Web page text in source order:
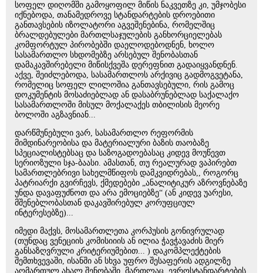
სოფელ დიღომში გამოყოფილ მიწის ნაკვეთზე კი, უმჯობესი
იქნებოდა, თანამედროვე სტანდარტების დროებითი
განთავსების იზოლატორი აგვეშენებინა, რომელშიც
ბრალდებულები მართლსაჯულების განხორციელებას
კომფორტულ პირობებში დაელოდებოდნენ, ხოლო
სასამართლო სხდომებზე არსებულ შენობასთან
დამაკავშირებელი მიწისქვეშა დერეფნით გადაიყვანდნენ.
აქვე, შეიძლებოდა, სასამართლოს არქივიც გადმოგვეტანა,
რომელიც სოფელ ლილოშია განთავსებული, რის გამოც
დოკუმენტის მოსაძიებლად ან დასაბრუნებლად საქალაქო
სასამართლოში მისულ მოქალაქეს თბილისის მეორე
ბოლოში აგზავნიან...
დარწმუნებული ვარ, სასამართლო რეფორმის
მიმდინარეობისა და მატერიალური ბაზის თაობაზე
სპეციალისტებსაც და საზოგადოებასაც კიდევ მოუწევთ
სერიოზული სჯა-ბაასი. ამასთან, თუ რეალურად ვაპირებთ
სამართლებრივი სახელმწიფოს დამკვიდრებას,, როგორც
პატრიარქი გვირჩევს, ქმედებები „ანალიტიკურ აზროვნებაზე
უნდა დავაფუძნოთ და არა ემოციებზე“ (ან კიდევ უარესი,
მშენებლობასთან დაკავშირებულ კორუფციულ
ინტერესებზე)...
იმედი მაქვს, მოსამართლეთა კორპუსის გონივრულად
(თუნდაც ვენეციის კომისიიის ან ილია ჭავჭავაძის მიერ
განსაზღვრული კრიტერიუმებით... ) დაკომპლექტების
შემთხვევაში, ისანში ან სხვა უფრო შესაფერის ადგილზე
აღმართულ ახალ შენობაში, მართლაც, ევროსტანდარტების